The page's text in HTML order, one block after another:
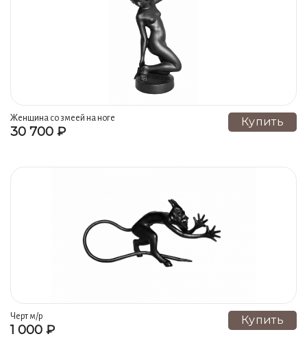
Женщина со змеей на ноге
30 700 ₽
Купить
Черт м/р
1 000 ₽
Купить